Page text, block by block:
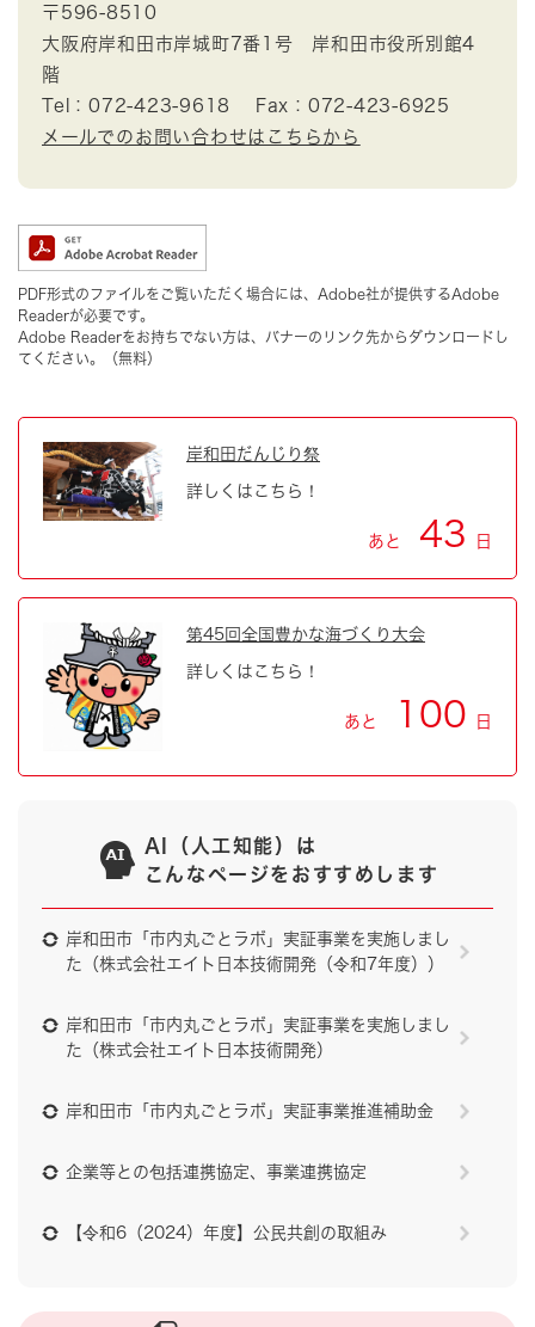
〒596-8510
大阪府岸和田市岸城町7番1号 岸和田市役所別館4
階
Tel：072-423-9618
Fax：072-423-6925
メールでのお問い合わせはこちらから
PDF形式のファイルをご覧いただく場合には、Adobe社が提供するAdobe
Readerが必要です。
Adobe Readerをお持ちでない方は、バナーのリンク先からダウンロードし
てください。（無料）
岸和田だんじり祭
詳しくはこちら！
あと 43 日
第45回全国豊かな海づくり大会
詳しくはこちら！
あと 100 日
AI（人工知能）は
こんなページをおすすめします
岸和田市「市内丸ごとラボ」実証事業を実施しまし
た（株式会社エイト日本技術開発（令和7年度））
岸和田市「市内丸ごとラボ」実証事業を実施しまし
た（株式会社エイト日本技術開発）
岸和田市「市内丸ごとラボ」実証事業推進補助金
企業等との包括連携協定、事業連携協定
【令和6（2024）年度】公民共創の取組み